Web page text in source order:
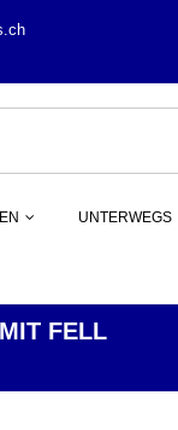
UNTERWEGS
FELL